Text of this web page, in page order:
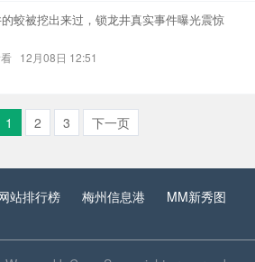
蛟被挖出来过，锁龙井真实事件曝光震惊
12月08日 12:51
1 2 3 下一页
站排行榜 梅州信息港
MM新秀图